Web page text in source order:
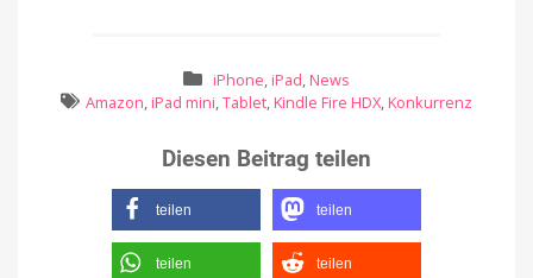
iPhone, iPad, News
Amazon, iPad mini,Tablet, Kindle Fire HDX, Konkurrenz
Diesen Beitrag teilen
teilen teilen
teilen teilen